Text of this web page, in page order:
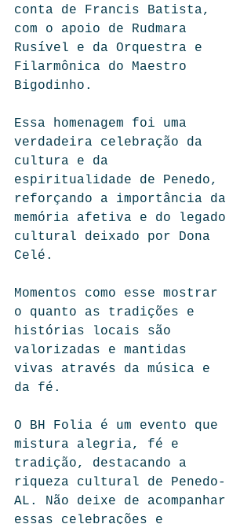
conta de Francis Batista,
com o apoio de Rudmara
Rusível e da Orquestra e
Filarmônica do Maestro
Bigodinho.
Essa homenagem foi uma
verdadeira celebração da
cultura e da
espiritualidade de Penedo,
reforçando a importância da
memória afetiva e do legado
cultural deixado por Dona
Celé.
Momentos como esse mostrar
o quanto as tradições e
histórias locais são
valorizadas e mantidas
vivas através da música e
da fé.
O BH Folia é um evento que
mistura alegria, fé e
tradição, destacando a
riqueza cultural de Penedo-
AL. Não deixe de acompanhar
essas celebrações e